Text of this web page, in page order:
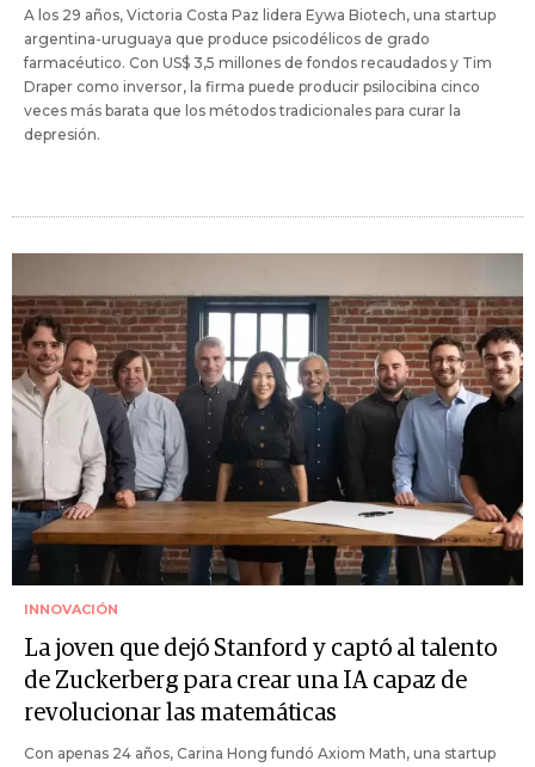
A los 29 años, Victoria Costa Paz lidera Eywa Biotech, una startup
argentina-uruguaya que produce psicodélicos de grado
farmacéutico. Con US$ 3,5 millones de fondos recaudados y Tim
Draper como inversor, la firma puede producir psilocibina cinco
veces más barata que los métodos tradicionales para curar la
depresión.
INNOVACIÓN
La joven que dejó Stanford y captó al talento
de Zuckerberg para crear una IA capaz de
revolucionar las matemáticas
Con apenas 24 años, Carina Hong fundó Axiom Math, una startup